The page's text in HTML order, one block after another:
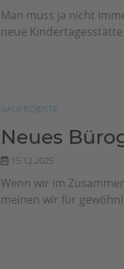
Man muss ja nicht
neue
BAUPROJEKTE
Neues
15.12.2025
Wenn wir im
meinen wir für